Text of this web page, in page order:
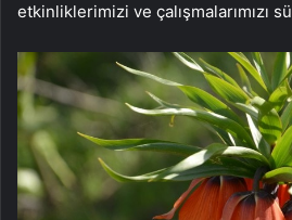
etkinliklerimizi ve çalışmalarımızı